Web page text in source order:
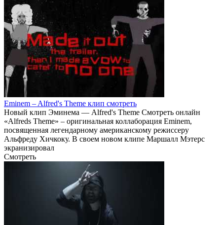
Eminem – Alfred's Theme клип смотреть
Новый клип Эминема — Alfred's Theme Смотреть онлайн
«Alfreds Theme» – оригинальная коллаборация Eminem,
посвященная легендарному американскому режиссеру
Альфреду Хичкоку. В своем новом клипе Маршалл Мэтерс
экранизировал
Смотреть